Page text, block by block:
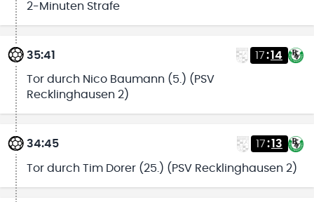
2-Minuten Strafe
35:41 17:14
Tor durch Nico Baumann (5.) (PSV
Recklinghausen 2)
34:45 17:13
Tor durch Tim Dorer (25.) (PSV Recklinghausen 2)